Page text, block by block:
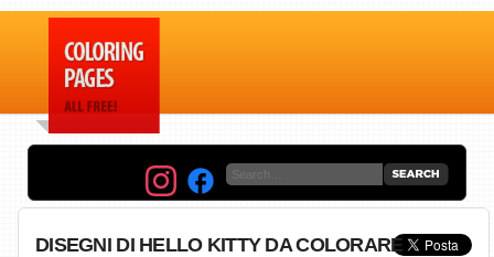
DISEGNI DI HELLO KITTY DA COLORARE